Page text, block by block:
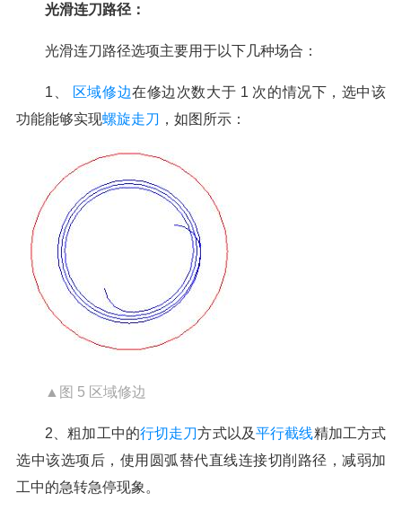
光滑连刀路径：
光滑连刀路径选项主要用于以下几种场合：
1、 区域修边在修边次数大于 1 次的情况下，选中该
功能能够实现螺旋走刀 ，如图所示：
▲图 5 区域修边
2、粗加工中的行切走刀方式以及平行截线精加工方式
选中该选项后，使用圆弧替代直线连接切削路径，减弱加
工中的急转急停现象。